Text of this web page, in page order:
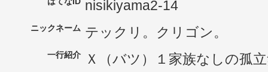
nisikiyama2-14
ニックネーム テックリ。クリゴン。
一行紹介 Ｘ（バツ）１家族なしの孤